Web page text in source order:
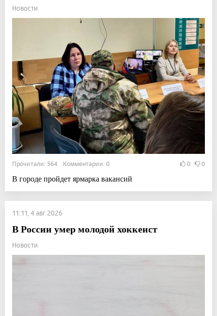
Новости
Прочитали: 564 Комментарии: 0 0 0
В городе пройдет ярмарка вакансий
11:11, 4 авг 2026
В России умер молодой хоккеист
Новости